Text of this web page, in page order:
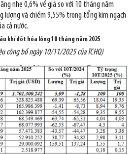
nhẹ 0,6% về giá so với 10 tháng năm
lượng và chiếm 9,55% trong tổng kim ngạch
cả nước.
khí đốt hóa lỏng 10 tháng năm 2025
công bố ngày 10/11/2025 của TCHQ)